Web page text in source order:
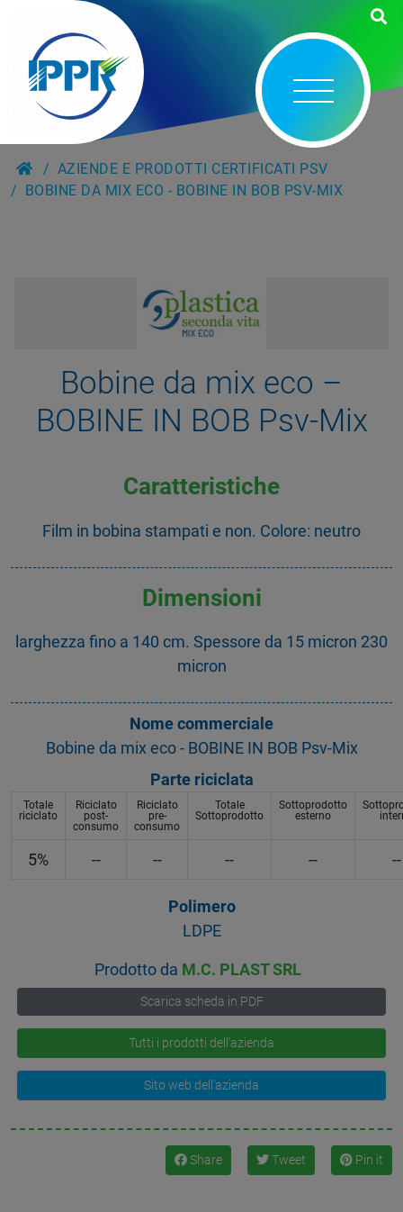
AZIENDE E PRODOTTI CERTIFICATI PSV
BOBINE DA MIX ECO - BOBINE IN BOB PSV-MIX
Bobine da mix eco –
BOBINE IN BOB Psv-Mix
Caratteristiche
Film in bobina stampati e non. Colore: neutro
Dimensioni
larghezza fino a 140 cm. Spessore da 15 micron 230
micron
Nome commerciale
Bobine da mix eco - BOBINE IN BOB Psv-Mix
Parte riciclata
Totale
riciclato
Riciclato
post-
consumo
Riciclato
pre-
consumo
Totale
Sottoprodotto
Sottoprodotto
esterno
5% -- -- -- -- --
Polimero
LDPE
Prodotto da M.C. PLAST SRL
Scarica scheda in PDF
Tutti i prodotti dell'azienda
Sito web dell'azienda
Share Tweet Pin it